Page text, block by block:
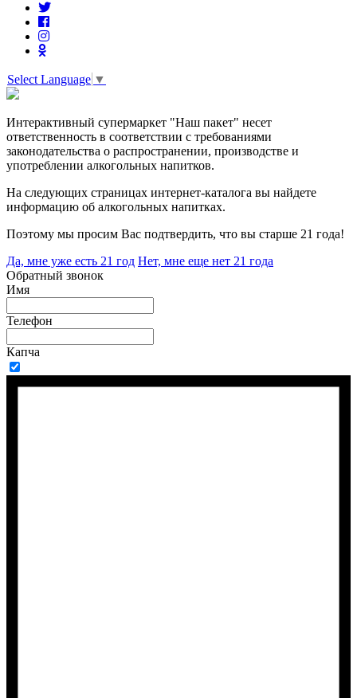
Select Language ▼
Интерактивный супермаркет "Наш пакет" несет
ответственность в соответствии с требованиями
законодательства о распространении, производстве и
употреблении алкогольных напитков.
На следующих страницах интернет-каталога вы найдете
информацию об алкогольных напитках.
Поэтому мы просим Вас подтвердить, что вы старше 21 года!
Да, мне уже есть 21 год Нет, мне еще нет 21 года
Обратный звонок
Имя
Телефон
Капча